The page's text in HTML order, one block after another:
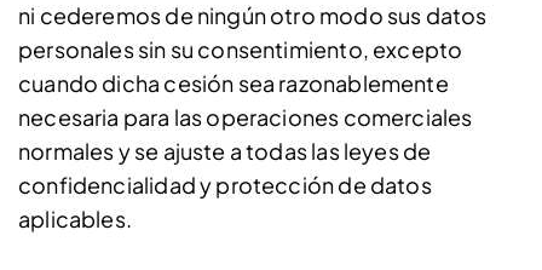
ni cederemos de ningún otro modo sus datos
personales sin su consentimiento, excepto
cuando dicha cesión sea razonablemente
necesaria para las operaciones comerciales
normales y se ajuste a todas las leyes de
confidencialidad y protección de datos
aplicables.